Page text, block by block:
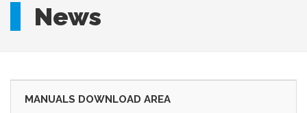
News
MANUALS DOWNLOAD AREA